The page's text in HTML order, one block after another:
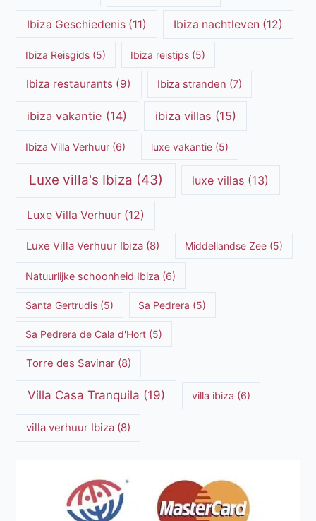
Ibiza Geschiedenis(11) Ibiza nachtleven (12)
Ibiza Reisgids (5) Ibiza reistips (5)
Ibiza restaurants (9) Ibiza stranden (7)
ibiza vakantie (14) ibiza villas (15)
Ibiza Villa Verhuur (6) luxe vakantie(5)
Luxe villa's Ibiza (43) luxe villas (13)
Luxe Villa Verhuur(12)
Luxe Villa Verhuur Ibiza(8) Middellandse Zee (5)
Natuurlijke schoonheid Ibiza (6)
Santa Gertrudis (5) Sa Pedrera (5)
Sa Pedrera de Cala d'Hort (5)
Torre des Savinar(8)
Villa Casa Tranquila (19) villa ibiza (6)
villa verhuur Ibiza(8)